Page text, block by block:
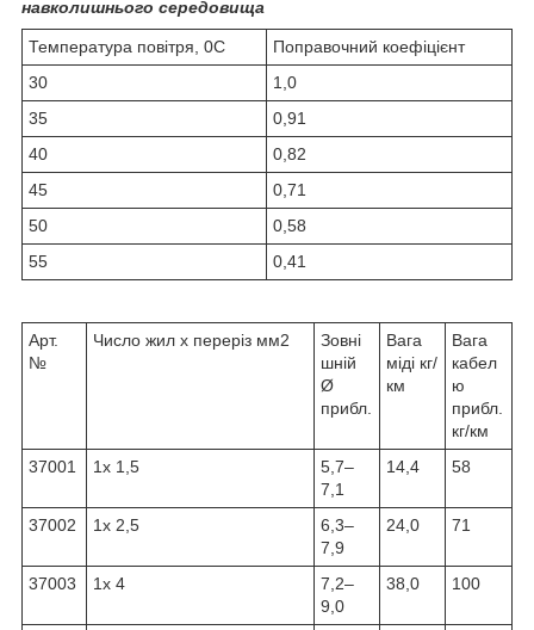
навколишнього середовища
Температура повітря, 0C
Поправочний коефіцієнт
30
1,0
35
0,91
40
0,82
45
0,71
50
0,58
55
0,41
Арт.
№
Число жил x переріз мм2
Зовні
шній
Ø
прибл.
Вага
міді кг/
км
Вага
кабел
ю
прибл.
кг/км
37001
1x 1,5
5,7–
7,1
14,4 58
37002 1x 2,5
6,3–
7,9
24,0 71
37003 1x 4
7,2–
9,0
38,0 100